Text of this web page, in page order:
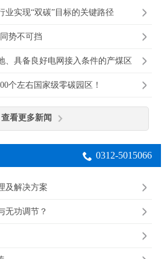
业实现“双碳”目标的关键路径
势不可挡
、具备良好电网接入条件的产煤区
个左右国家级零碳园区！
查看更多新闻
0312-5015066
及解决方案
无功调节？